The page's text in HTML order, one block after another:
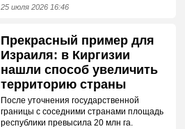
25 июля 2026 16:46
Прекрасный пример для
Израиля: в Киргизии
нашли способ увеличить
территорию страны
После уточнения государственной
границы с соседними странами площадь
республики превысила 20 млн га.